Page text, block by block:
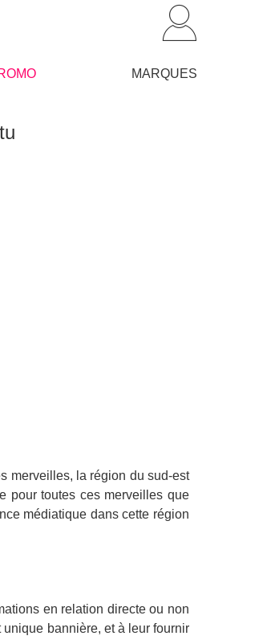
MARQUES
merveilles, la région du sud-est
pour toutes ces merveilles que
médiatique dans cette région
en relation directe ou non
bannière, et à leur fournir